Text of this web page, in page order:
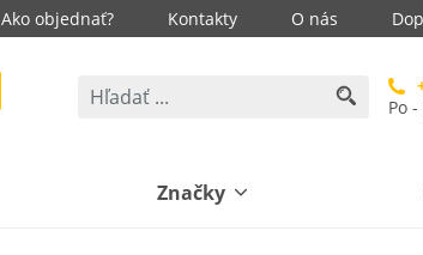
Ako objednať? Kontakty O nás
Po
Značky